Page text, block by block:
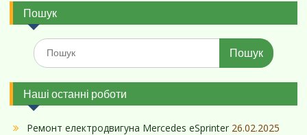
Пошук
Шукати:
Наші останні роботи
Ремонт електродвигуна Mercedes eSprinter 26.02.2025